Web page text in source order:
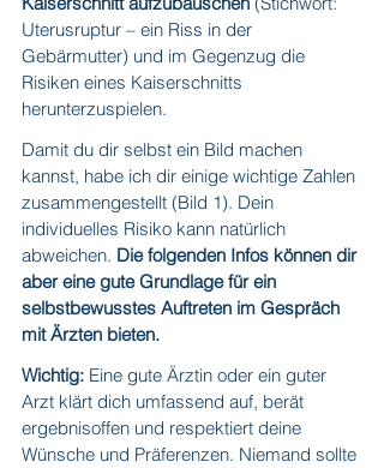
Uterusruptur – ein Riss in der
Gebärmutter) und im Gegenzug die
Risiken eines Kaiserschnitts
herunterzuspielen.
Damit du dir selbst ein Bild machen
kannst, habe ich dir einige wichtige Zahlen
zusammengestellt (Bild 1). Dein
individuelles Risiko kann natürlich
abweichen. Die folgenden Infos können dir
aber eine gute Grundlage für ein
selbstbewusstes Auftreten im Gespräch
mit Ärzten bieten.
Wichtig: Eine gute Ärztin oder ein guter
Arzt klärt dich umfassend auf, berät
ergebnisoffen und respektiert deine
Wünsche und Präferenzen. Niemand sollte